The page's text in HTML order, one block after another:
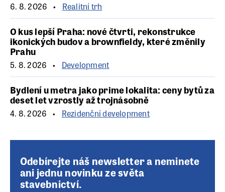
6. 8. 2026 Realitní trh
O kus lepší Praha: nové čtvrti, rekonstrukce
ikonických budov a brownfieldy, které změnily
Prahu
5. 8. 2026 Development
Bydlení u metra jako prime lokalita: ceny bytů za
deset let vzrostly až trojnásobně
4. 8. 2026 Rezidenční development
Odebírejte náš newsletter a neminete
ani jednu novinku ze světa
stavebnictví.